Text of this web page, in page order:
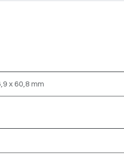
x 60,8 mm